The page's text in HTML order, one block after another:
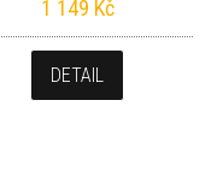
1 149 Kč
DETAIL